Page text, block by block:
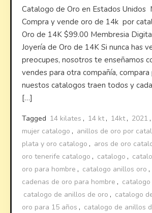
Catalogo de Oro en Estados Unidos
Compra y vende oro de 14k por
Oro de 14K $99.00 Membresia
Joyería de Oro de 14K Si nunca has
preocupes, nosotros te enseñamos
vendes para otra compañía, compara
nuestos catalogos traen todos y
[…]
Tagged 14 kilates , 14 kt, 14kt, 2021 ,
mujer catalogo , anillos de oro por
plata y oro catalogo , aros de oro
oro tenerife catalogo , catalogo ,
oro para hombre , catalogo anillos oro ,
cadenas de oro para hombre ,
catalogo de anillos de oro , catalogo
oro para 15 años , catalogo de anillos